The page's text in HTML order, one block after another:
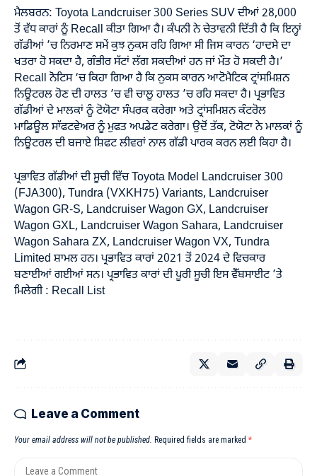
ਮੈਲਬਰਨ: Toyota Landcruiser 300 Series SUV ਦੀਆਂ 28,000
ਤੋਂ ਵੱਧ ਕਾਰਾਂ ਨੂੰ Recall ਕੀਤਾ ਗਿਆ ਹੈ। ਕੰਪਨੀ ਨੇ ਚੇਤਾਵਨੀ ਦਿੱਤੀ ਹੈ ਕਿ ਇਨ੍ਹਾਂ
ਗੱਡੀਆਂ ’ਚ ਨਿਰਮਾਣ ਸਮੇਂ ਕੁਝ ਨੁਕਸ ਰਹਿ ਗਿਆ ਸੀ ਜਿਸ ਕਾਰਨ ‘ਹਾਦਸੇ ਦਾ
ਖਤਰਾ ਹੋ ਸਕਦਾ ਹੈ, ਗੰਭੀਰ ਸੱਟਾਂ ਲੱਗ ਸਕਦੀਆਂ ਹਨ ਜਾਂ ਮੌਤ ਹੋ ਸਕਦੀ ਹੈ।’
Recall ਨੋਟਿਸ ‘ਚ ਕਿਹਾ ਗਿਆ ਹੈ ਕਿ ਨੁਕਸ ਕਾਰਨ ਆਟੋਮੈਟਿਕ ਟ੍ਰਾਂਸਮਿਸ਼ਨ
ਨਿਊਟਰਲ ਹੋਣ ਦੀ ਹਾਲਤ ’ਚ ਵੀ ਚਾਲੂ ਹਾਲਤ ’ਚ ਰਹਿ ਸਕਦਾ ਹੈ। ਪ੍ਰਭਾਵਿਤ
ਗੱਡੀਆਂ ਦੇ ਮਾਲਕਾਂ ਨੂੰ ਟੋਯੋਟਾ ਸੰਪਰਕ ਕਰੇਗਾ ਅਤੇ ਟ੍ਰਾਂਸਮਿਸ਼ਨ ਕੰਟਰੋਲ
ਮਾਡਿਊਲ ਸਾੱਫਟਵੇਅਰ ਨੂੰ ਮੁਫਤ ਅਪਡੇਟ ਕਰੇਗਾ। ਉਦੋਂ ਤੱਕ, ਟੋਯੋਟਾ ਨੇ ਮਾਲਕਾਂ ਨੂੰ
ਨਿਊਟਰਲ ਦੀ ਬਜਾਏ ਸ਼ਿਫਟ ਲੀਵਰਾਂ ਨਾਲ ਗੱਡੀ ਪਾਰਕ ਕਰਨ ਲਈ ਕਿਹਾ ਹੈ।
ਪ੍ਰਭਾਵਿਤ ਗੱਡੀਆਂ ਦੀ ਸੂਚੀ ਵਿੱਚ Toyota Model Landcruiser 300
(FJA300), Tundra (VXKH75) Variants, Landcruiser
Wagon GR-S, Landcruiser Wagon GX, Landcruiser
Wagon GXL, Landcruiser Wagon Sahara, Landcruiser
Wagon Sahara ZX, Landcruiser Wagon VX, Tundra
Limited ਸ਼ਾਮਲ ਹਨ। ਪ੍ਰਭਾਵਿਤ ਕਾਰਾਂ 2021 ਤੋਂ 2024 ਦੇ ਵਿਚਕਾਰ
ਬਣਾਈਆਂ ਗਈਆਂ ਸਨ। ਪ੍ਰਭਾਵਿਤ ਕਾਰਾਂ ਦੀ ਪੂਰੀ ਸੂਚੀ ਇਸ ਵੈੱਬਸਾਈਟ ’ਤੇ
ਮਿਲੇਗੀ : Recall List
Leave a Comment
Your email address will not be published. Required fields are marked *